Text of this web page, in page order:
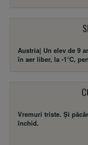
Austria| Un elev de 9
în aer liber, la -1°C,
Vremuri triste. Şi
închid.